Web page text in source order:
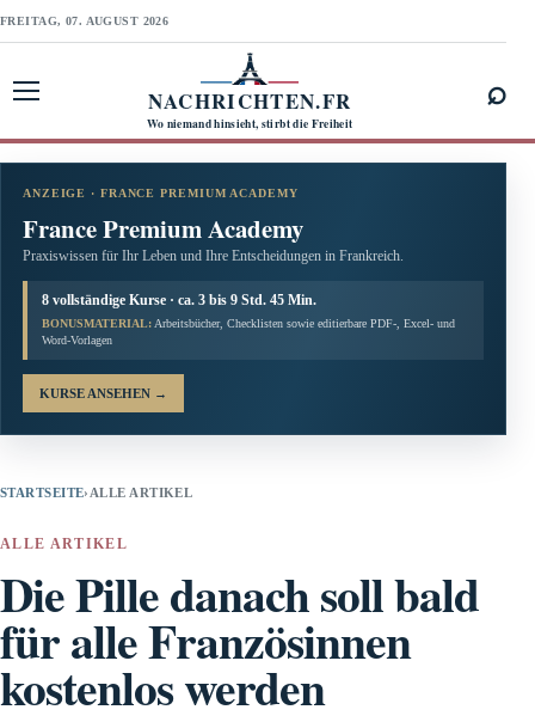
FREITAG, 07. AUGUST 2026
NACHRICHTEN.FR
Wo niemand hinsieht, stirbt die Freiheit
⌕
ANZEIGE · FRANCE PREMIUM ACADEMY
France Premium Academy
Praxiswissen für Ihr Leben und Ihre Entscheidungen in Frankreich.
8 vollständige Kurse · ca. 3 bis 9 Std. 45 Min.
BONUSMATERIAL: Arbeitsbücher, Checklisten sowie editierbare PDF-, Excel- und
Word-Vorlagen
KURSE ANSEHEN →
STARTSEITE› ALLE ARTIKEL
ALLE ARTIKEL
Die Pille danach soll bald
für alle Französinnen
kostenlos werden